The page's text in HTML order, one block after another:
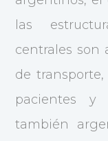
las
centrales son
de
pacientes y
también